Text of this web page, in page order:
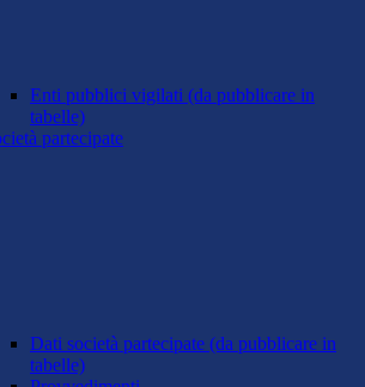
Enti pubblici vigilati (da pubblicare in
tabelle)
partecipate
Dati società partecipate (da pubblicare in
tabelle)